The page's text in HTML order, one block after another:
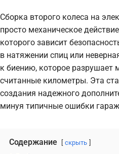
Сборка второго колеса на
просто механическое
которого зависит
в натяжении спиц или
к биению, которое разрушает
считанные километры. Эта
создания надежного
минуя типичные ошибки
Содержание скрыть